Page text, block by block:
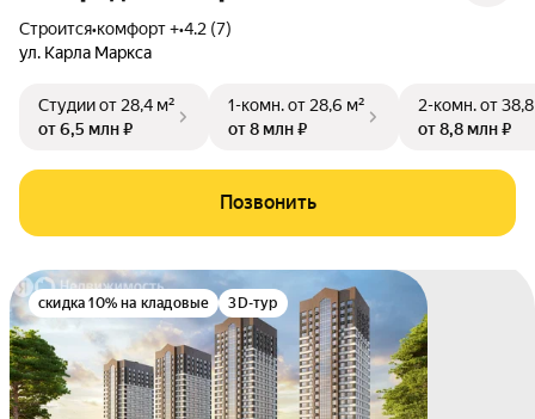
Строится•комфорт +•4.2 (7)
ул. Карла Маркса
Студииот 28,4 м²
от 6,5 млн ₽
1-комн.от 28,6 м²
от 8 млн ₽
2-комн.от
от 8,8 млн ₽
Позвонить
скидка 10% на кладовые 3D-тур